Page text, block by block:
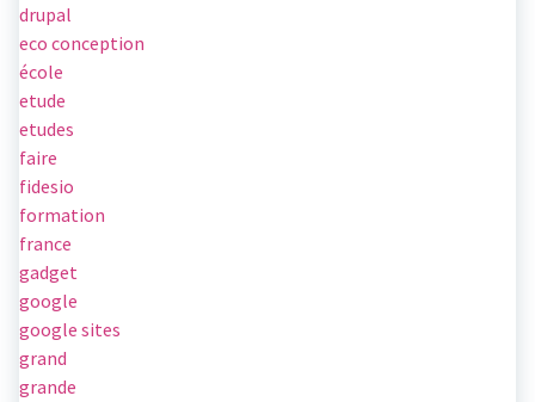
drupal
eco conception
école
etude
etudes
faire
fidesio
formation
france
gadget
google
google sites
grand
grande